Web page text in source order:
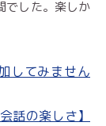
でした。楽しか
してみません
話の楽しさ】